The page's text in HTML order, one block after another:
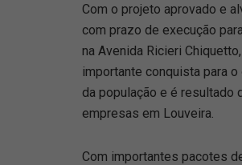
Com o projeto aprovado e
com prazo de execução
na Avenida Ricieri
importante conquista para
da população e é resultado
empresas em Louveira.
Com importantes pacotes